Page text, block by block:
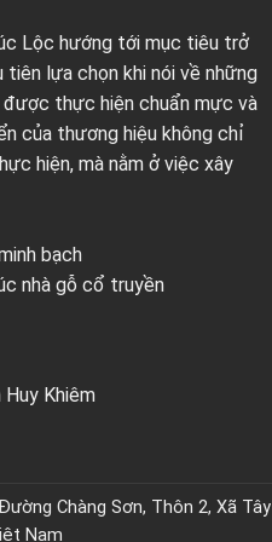
Lộc hướng tới mục tiêu trở
lựa chọn khi nói về những
thực hiện chuẩn mực và
của thương hiệu không chỉ
hiện, mà nằm ở việc xây
bạch
nhà gỗ cổ truyền
Khiêm
Chàng Sơn, Thôn 2, Xã Tây
Nam